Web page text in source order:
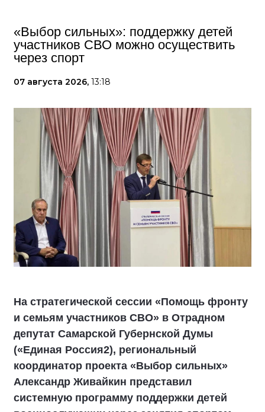
«Выбор сильных»: поддержку детей
участников СВО можно осуществить
через спорт
07 августа 2026, 13:18
На стратегической сессии «Помощь фронту
и семьям участников СВО» в Отрадном
депутат Самарской Губернской Думы
(«Единая Россия2), региональный
координатор проекта «Выбор сильных»
Александр Живайкин представил
системную программу поддержки детей